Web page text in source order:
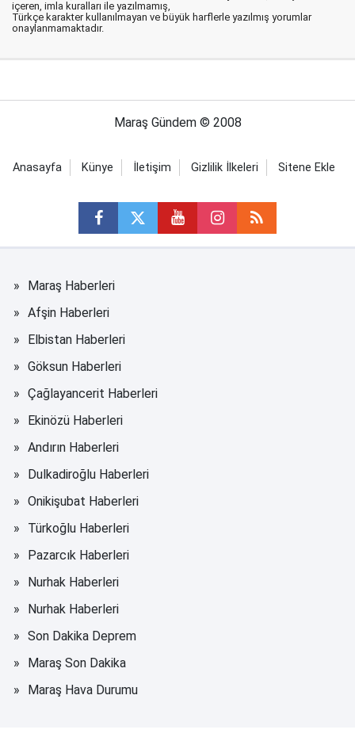
içeren, imla kuralları ile yazılmamış,
Türkçe karakter kullanılmayan ve büyük harflerle yazılmış yorumlar
onaylanmamaktadır.
Maraş Gündem © 2008
Anasayfa Künye İletişim Gizlilik İlkeleri Sitene Ekle
Maraş Haberleri
Afşin Haberleri
Elbistan Haberleri
Göksun Haberleri
Çağlayancerit Haberleri
Ekinözü Haberleri
Andırın Haberleri
Dulkadiroğlu Haberleri
Onikişubat Haberleri
Türkoğlu Haberleri
Pazarcık Haberleri
Nurhak Haberleri
Nurhak Haberleri
Son Dakika Deprem
Maraş Son Dakika
Maraş Hava Durumu